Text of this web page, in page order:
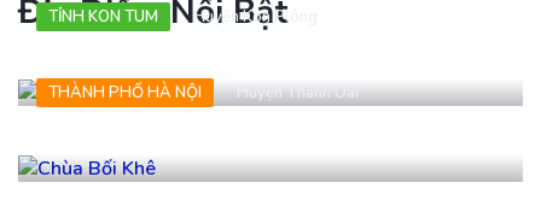
Địa Điểm Nổi Bật
TỈNH KON TUM Huyện Kon Plông
THÀNH PHỐ HÀ NỘI Huyện Thanh Oai